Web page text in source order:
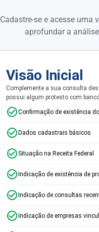
Cadastre-se e acesse
aprofundar a
Visão Inicial
Complemente a sua consulta
possui algum protesto com
Confirmação de existência
Dados cadastrais básicos
Situação na Receita Federal
Indicação de existência de
Indicação de consultas
Indicação de empresas